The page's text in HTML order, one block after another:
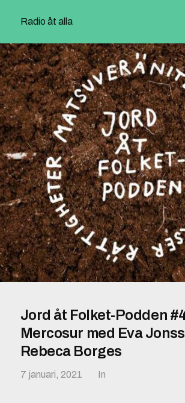
Radio åt alla
Jord åt Folket-Podden
Mercosur med Eva
Rebeca Borges
7 januari, 2021 In